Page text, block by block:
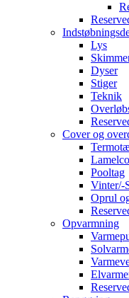
Lys
Dyser
Stiger
Teknik
Cover og
Pooltag
Vinter/-
Oprul
Opvarmning